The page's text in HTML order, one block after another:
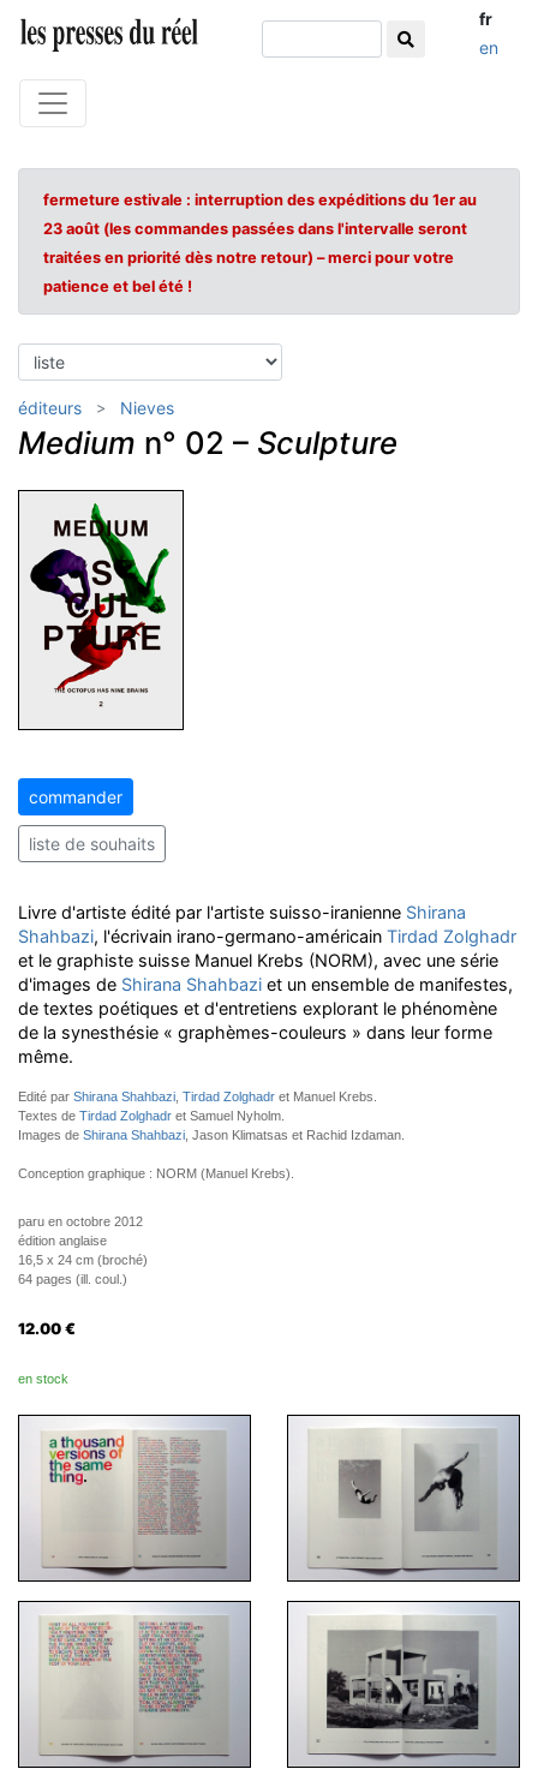
fr
en
fermeture estivale : interruption des expéditions du 1er au
23 août (les commandes passées dans l'intervalle seront
traitées en priorité dès notre retour) – merci pour votre
patience et bel été !
éditeurs Nieves
Medium n° 02 – Sculpture
commander
liste de souhaits
Livre d'artiste édité par l'artiste suisso-iranienne Shirana
Shahbazi, l'écrivain irano-germano-américain Tirdad Zolghadr
et le graphiste suisse Manuel Krebs (NORM), avec une série
d'images de Shirana Shahbazi et un ensemble de manifestes,
de textes poétiques et d'entretiens explorant le phénomène
de la synesthésie « graphèmes-couleurs » dans leur forme
même.
Edité par Shirana Shahbazi Tirdad Zolghadr et Manuel Krebs.
Textes de Tirdad Zolghadr et Samuel Nyholm.
Images de Shirana Shahbazi , Jason Klimatsas et Rachid Izdaman.
Conception graphique : NORM (Manuel Krebs).
paru en octobre 2012
édition anglaise
16,5 x 24 cm (broché)
64 pages (ill. coul.)
12.00 €
en stock